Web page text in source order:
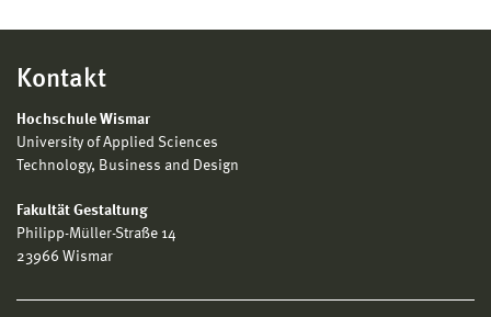
Kontakt
Hochschule Wismar
University of Applied Sciences
Technology, Business and Design
Fakultät Gestaltung
Philipp-Müller-Straße 14
23966 Wismar